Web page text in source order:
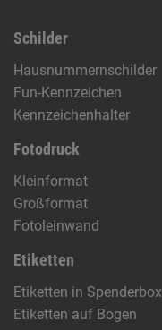
Schilder
Hausnummernschilder
Fun-Kennzeichen
Kennzeichenhalter
Fotodruck
Kleinformat
Großformat
Fotoleinwand
Etiketten
Etiketten in Spenderbox
Etiketten auf Bogen